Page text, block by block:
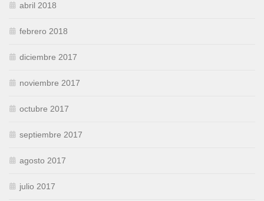
abril 2018
febrero 2018
diciembre 2017
noviembre 2017
octubre 2017
septiembre 2017
agosto 2017
julio 2017